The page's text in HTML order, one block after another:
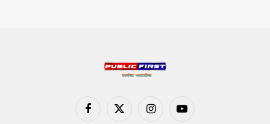
FacebookX
InstagramYouTube